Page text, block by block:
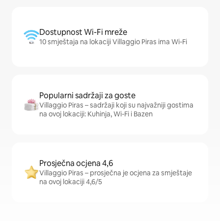
Dostupnost Wi-Fi mreže
10 smještaja na lokaciji Villaggio Piras ima Wi-Fi
Popularni sadržaji za goste
Villaggio Piras – sadržaji koji su najvažniji gostima
na ovoj lokaciji: Kuhinja, Wi-Fi i Bazen
Prosječna ocjena 4,6
Villaggio Piras – prosječna je ocjena za smještaje
na ovoj lokaciji 4,6/5